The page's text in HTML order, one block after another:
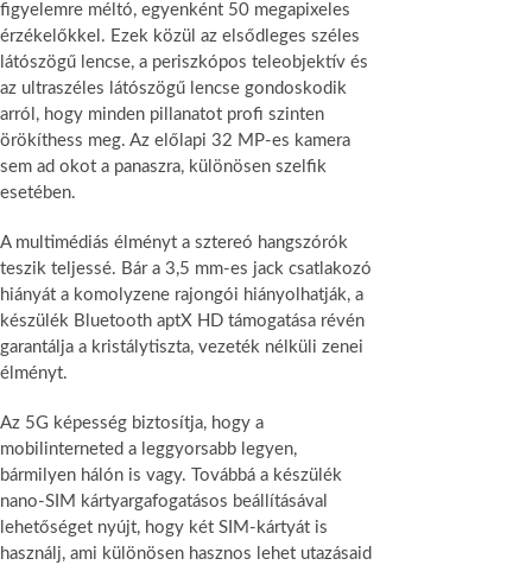
figyelemre méltó, egyenként 50 megapixeles
érzékelőkkel. Ezek közül az elsődleges széles
látószögű lencse, a periszkópos teleobjektív és
az ultraszéles látószögű lencse gondoskodik
arról, hogy minden pillanatot profi szinten
örökíthess meg. Az előlapi 32 MP-es kamera
sem ad okot a panaszra, különösen szelfik
esetében.
A multimédiás élményt a sztereó hangszórók
teszik teljessé. Bár a 3,5 mm-es jack csatlakozó
hiányát a komolyzene rajongói hiányolhatják, a
készülék Bluetooth aptX HD támogatása révén
garantálja a kristálytiszta, vezeték nélküli zenei
élményt.
Az 5G képesség biztosítja, hogy a
mobilinterneted a leggyorsabb legyen,
bármilyen hálón is vagy. Továbbá a készülék
nano-SIM kártyargafogatásos beállításával
lehetőséget nyújt, hogy két SIM-kártyát is
használj, ami különösen hasznos lehet utazásaid